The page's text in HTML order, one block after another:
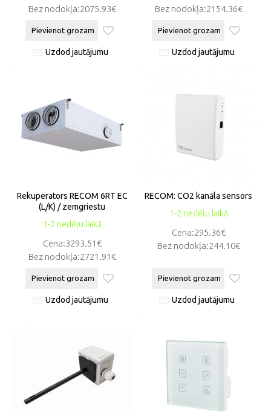
Bez nodokļa:2075.93€
Pievienot grozam
Uzdod jautājumu
Bez nodokļa:2154.36€
Pievienot grozam
Uzdod jautājumu
1-2 nedēļu laikā
Rekuperators RECOM 6RT EC
(L/K) / zemgriestu
Cena:3293.51€
Bez nodokļa:2721.91€
Pievienot grozam
Uzdod jautājumu
1-2 nedēļu laikā
RECOM: CO2 kanāla sensors
Cena:295.36€
Bez nodokļa:244.10€
Pievienot grozam
Uzdod jautājumu